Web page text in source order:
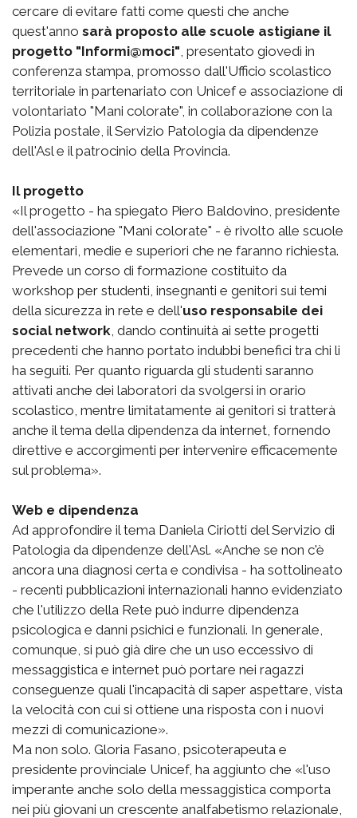
cercare di evitare fatti come questi che anche
quest'anno sarà proposto alle scuole astigiane il
progetto "Informi@moci" , presentato giovedì in
conferenza stampa, promosso dall'Ufficio scolastico
territoriale in partenariato con Unicef e associazione di
volontariato "Mani colorate", in collaborazione con la
Polizia postale, il Servizio Patologia da dipendenze
dell'Asl e il patrocinio della Provincia.
Il progetto
«Il progetto - ha spiegato Piero Baldovino, presidente
dell'associazione "Mani colorate" - è rivolto alle scuole
elementari, medie e superiori che ne faranno richiesta.
Prevede un corso di formazione costituito da
workshop per studenti, insegnanti e genitori sui temi
della sicurezza in rete e dell'uso responsabile dei
social network , dando continuità ai sette progetti
precedenti che hanno portato indubbi benefici tra chi li
ha seguiti. Per quanto riguarda gli studenti saranno
attivati anche dei laboratori da svolgersi in orario
scolastico, mentre limitatamente ai genitori si tratterà
anche il tema della dipendenza da internet, fornendo
direttive e accorgimenti per intervenire efficacemente
sul problema».
Web e dipendenza
Ad approfondire il tema Daniela Ciriotti del Servizio di
Patologia da dipendenze dell'Asl. «Anche se non c'è
ancora una diagnosi certa e condivisa - ha sottolineato
- recenti pubblicazioni internazionali hanno evidenziato
che l'utilizzo della Rete può indurre dipendenza
psicologica e danni psichici e funzionali. In generale,
comunque, si può già dire che un uso eccessivo di
messaggistica e internet può portare nei ragazzi
conseguenze quali l'incapacità di saper aspettare, vista
la velocità con cui si ottiene una risposta con i nuovi
mezzi di comunicazione».
Ma non solo. Gloria Fasano, psicoterapeuta e
presidente provinciale Unicef, ha aggiunto che «l'uso
imperante anche solo della messaggistica comporta
nei più giovani un crescente analfabetismo relazionale,